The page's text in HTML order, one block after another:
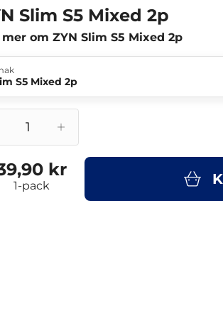
Slim S5 Mixed 2p
mer om ZYN Slim S5 Mixed 2p
S5 Mixed 2p
kr
1-pack